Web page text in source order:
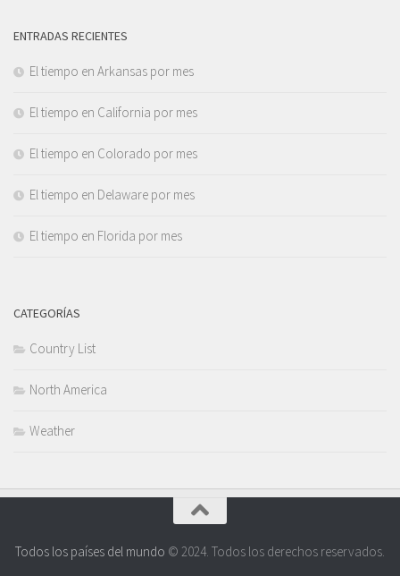
ENTRADAS RECIENTES
El tiempo en Arkansas por mes
El tiempo en California por mes
El tiempo en Colorado por mes
El tiempo en Delaware por mes
El tiempo en Florida por mes
CATEGORÍAS
Country List
North America
Weather
Todos los países del mundo © 2024. Todos los derechos reservados.